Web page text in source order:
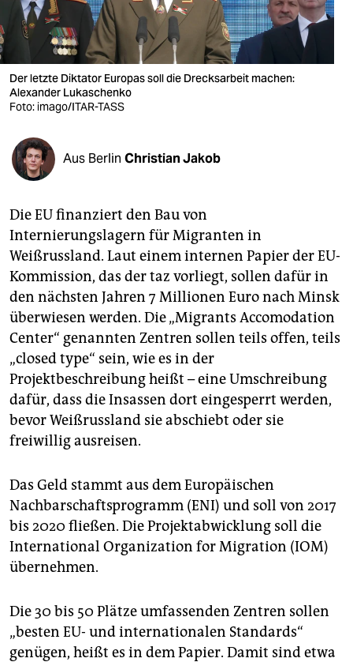
verlag
verlag
veranstaltungen
shop
fragen & hilfe
unterstützen
genossenschaft
epaper login
Der letzte Diktator Europas soll die Drecksarbeit machen:
Alexander Lukaschenko
Foto: imago/ITAR-TASS
Aus Berlin Christian Jakob
Die EU finanziert den Bau von
Internierungslagern für Migranten in
Weißrussland. Laut einem internen Papier der EU-
Kommission, das der taz vorliegt, sollen dafür in
den nächsten Jahren 7 Millionen Euro nach Minsk
überwiesen werden. Die „Migrants Accomodation
Center“ genannten Zentren sollen teils offen, teils
„closed type“ sein, wie es in der
Projektbeschreibung heißt – eine Umschreibung
dafür, dass die Insassen dort eingesperrt werden,
bevor Weißrussland sie abschiebt oder sie
freiwillig ausreisen.
Das Geld stammt aus dem Europäischen
Nachbarschaftsprogramm (ENI) und soll von 2017
bis 2020 fließen. Die Projektabwicklung soll die
International Organization for Migration (IOM)
übernehmen.
Die 30 bis 50 Plätze umfassenden Zentren sollen
„besten EU- und internationalen Standards“
genügen, heißt es in dem Papier. Damit sind etwa